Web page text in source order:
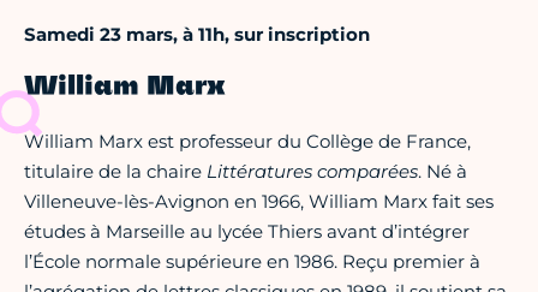
Samedi 23 mars, à 11h, sur inscription
William Marx
William Marx est professeur du Collège de France,
titulaire de la chaire Littératures comparées. Né à
Villeneuve-lès-Avignon en 1966, William Marx fait ses
études à Marseille au lycée Thiers avant d’intégrer
l’École normale supérieure en 1986. Reçu premier à